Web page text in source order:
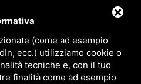
(come ad esempio
ecc.) utilizziamo cookie o
tecniche e, con il tuo
finalità come ad esempio